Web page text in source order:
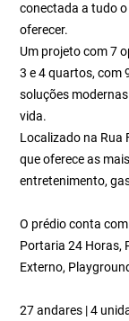
conectada a tudo o
oferecer.
Um projeto com 7
3 e 4 quartos, com
soluções
vida.
Localizado na Rua
que oferece as
entretenimento,
O prédio conta
Portaria 24 Horas,
Externo,
27 andares | 4